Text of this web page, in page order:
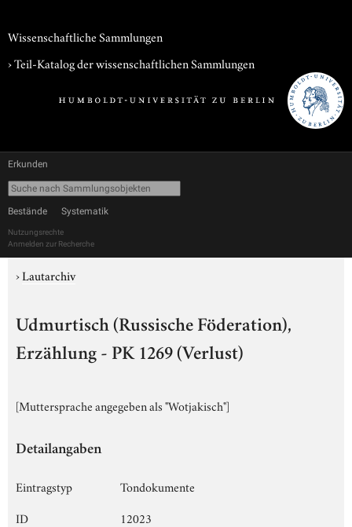
Wissenschaftliche Sammlungen
› Teil-Katalog der wissenschaftlichen Sammlungen
Erkunden
Bestände Systematik
Nutzungsrechte
Anmelden zur Recherche
›Lautarchiv
Udmurtisch (Russische Föderation),
Erzählung - PK 1269 (Verlust)
[Muttersprache angegeben als "Wotjakisch"]
Detailangaben
Eintragstyp
Tondokumente
ID
12023